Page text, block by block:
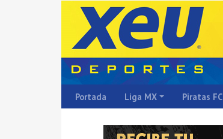
Portada Liga MX Piratas FC